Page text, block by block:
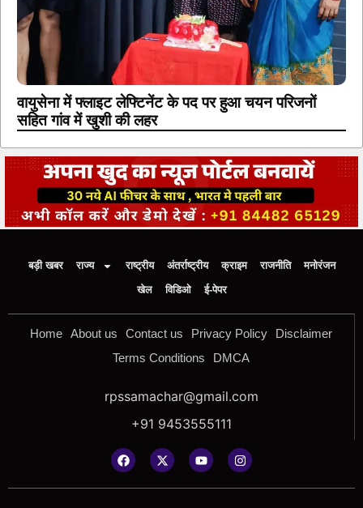
वायुसेना में फ्लाइट लेफ्टिनेंट के पद पर हुआ चयन परिजनों
सहित गांव में खुशी की लहर
बड़ी खबर राज्य राष्ट्रीय अंतर्राष्ट्रीय क्राइम राजनीति
मनोरंजन
खेल
विडिओ ई-पेपर
Home About us Contact us Privacy Policy
Disclaimer
Terms Conditions
DMCA
rpssamachar@gmail.com
+91 9453555111